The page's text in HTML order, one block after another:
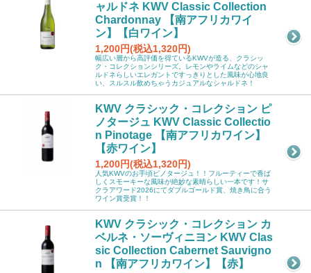
ャルドネ KWV Classic Collection
Chardonnay 【南アフリカワイ
ン】【白ワイン】
1,200円(税込1,320円)
幅広い層から高評価を得ているKWVが造る、クラシッ
ク・コレクションシリーズ。レモンやライムなどのシャ
ルドネらしいエレガントですっきりとした風味が心地良
い、スルスル飲めちゃうカジュアルなシャルドネ！
KWV クラシック・コレクション ピ
ノタージュ KWV Classic Collectio
n Pinotage 【南アフリカワイン】
【赤ワイン】
1,200円(税込1,320円)
人気KWVのお手頃ピノタージュ！！フルーティーで香ば
しくスモーキーな風味が絶妙な素晴らしい一本です！サ
クラアワード2026にてダブルゴールド賞、焼き鳥に合う
ワイン賞受賞！！
KWV クラシック・コレクション カ
ベルネ・ソーヴィニヨン KWV Clas
sic Collection Cabernet Sauvigno
n 【南アフリカワイン】【赤】